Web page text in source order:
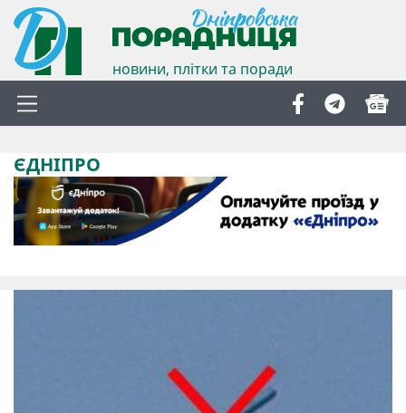
новини, плітки та поради
ЄДНІПРО